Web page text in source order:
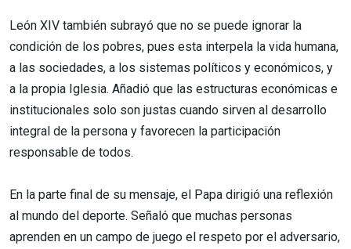
León XIV también subrayó que no se puede ignorar la
condición de los pobres, pues esta interpela la vida humana,
a las sociedades, a los sistemas políticos y económicos, y
a la propia Iglesia. Añadió que las estructuras económicas e
institucionales solo son justas cuando sirven al desarrollo
integral de la persona y favorecen la participación
responsable de todos.
En la parte final de su mensaje, el Papa dirigió una reflexión
al mundo del deporte. Señaló que muchas personas
aprenden en un campo de juego el respeto por el adversario,